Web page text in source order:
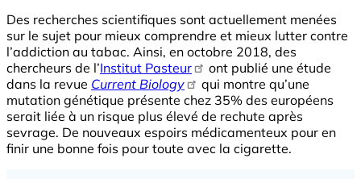
Des recherches scientifiques sont actuellement menées
sur le sujet pour mieux comprendre et mieux lutter contre
l’addiction au tabac. Ainsi, en octobre 2018, des
chercheurs de l’Institut Pasteur
ont publié une étude
dans la revue Current Biology
qui montre qu’une
mutation génétique présente chez 35% des européens
serait liée à un risque plus élevé de rechute après
sevrage. De nouveaux espoirs médicamenteux pour en
finir une bonne fois pour toute avec la cigarette.